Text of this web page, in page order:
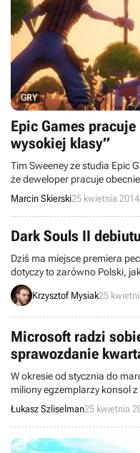
GRY
Epic Games
wysokiej klasy”
Tim Sweeney ze studia Epic
że deweloper pracuje
z nich - Fortnite - została jak
Pozostałe dwie to
tytuł na urządzenia mobilne.
Marcin Skierski25 kwietnia
Dark Souls II
Dziś ma miejsce premiera
dotyczy to zarówno Polski,
Komputerowa edycja RPG
naszym kraju nakładem
Krzysztof Mysiak25
Microsoft radzi
sprawozdanie
W okresie od stycznia do
miliony egzemplarzy konsol
One. Nowy dyrektor
zadowolony z ostatnich
przyszłość.
Łukasz Szliselman25 kwietnia